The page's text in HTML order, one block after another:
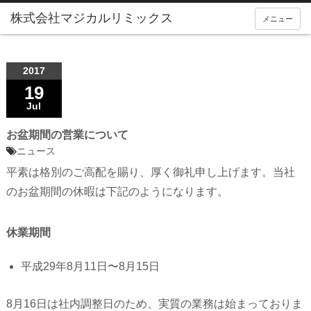
メニュー
2017
19
Jul
お盆期間の営業について
ニュース
平素は格別のご高配を賜り、厚く御礼申し上げます。当社
のお盆期間の休暇は下記のようになります。
休業期間
平成29年8月11日〜8月15日
8月16日は社内調整日のため、実質の業務は始まっておりま